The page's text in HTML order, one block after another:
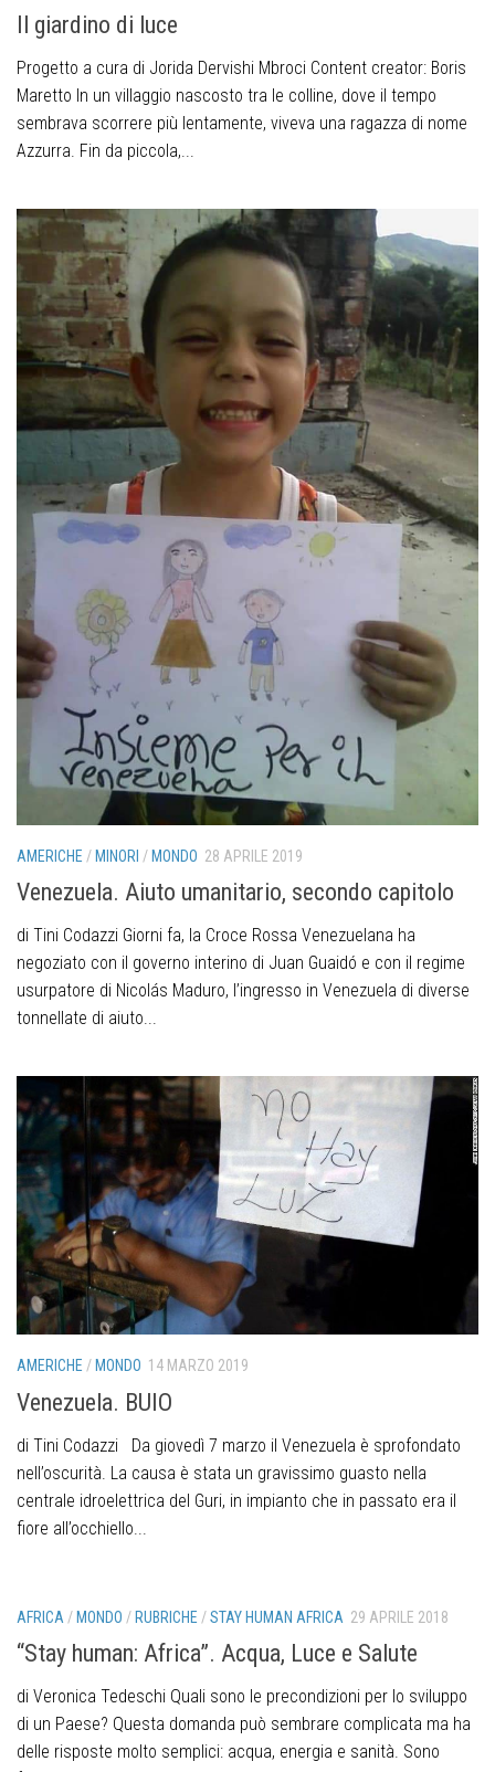
Il giardino di luce
Progetto a cura di Jorida Dervishi Mbroci Content creator: Boris
Maretto In un villaggio nascosto tra le colline, dove il tempo
sembrava scorrere più lentamente, viveva una ragazza di nome
Azzurra. Fin da piccola,...
AMERICHE /MINORI /MONDO 28 APRILE 2019
Venezuela. Aiuto umanitario, secondo capitolo
di Tini Codazzi Giorni fa, la Croce Rossa Venezuelana ha
negoziato con il governo interino di Juan Guaidó e con il regime
usurpatore di Nicolás Maduro, l’ingresso in Venezuela di diverse
tonnellate di aiuto...
AMERICHE / MONDO 14 MARZO 2019
Venezuela. BUIO
di Tini Codazzi Da giovedì 7 marzo il Venezuela è sprofondato
nell’oscurità. La causa è stata un gravissimo guasto nella
centrale idroelettrica del Guri, in impianto che in passato era il
fiore all’occhiello...
AFRICA /MONDO /RUBRICHE /STAY HUMAN AFRICA 29 APRILE 2018
“Stay human: Africa”. Acqua, Luce e Salute
di Veronica Tedeschi Quali sono le precondizioni per lo sviluppo
di un Paese? Questa domanda può sembrare complicata ma ha
delle risposte molto semplici: acqua, energia e sanità. Sono